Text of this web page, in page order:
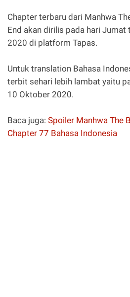
Chapter terbaru dari Manhwa
End akan dirilis pada hari
2020 di platform Tapas.
Untuk translation Bahasa
terbit sehari lebih lambat yaitu
10 Oktober 2020.
Baca juga: Spoiler Manhwa The
Chapter 77 Bahasa Indonesia